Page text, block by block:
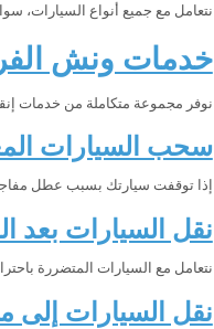
نتعامل مع جميع أنواع السيارات،
خدمات ونش
نوفر مجموعة متكاملة من خدمات
سحب السيارات
إذا توقفت سيارتك بسبب عطل
نقل السيارات بعد
نتعامل مع السيارات المتضررة
نقل السيارات إلى